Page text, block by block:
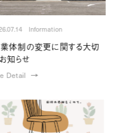
Information
体制の変更に関する大切
知らせ
Detail